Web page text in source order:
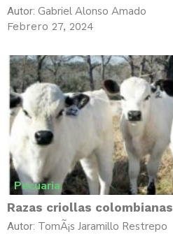
Autor: Gabriel Alonso Amado
Febrero 27, 2024
Pecuaria
Razas criollas colombianas
Autor: TomÃ¡s Jaramillo Restrepo